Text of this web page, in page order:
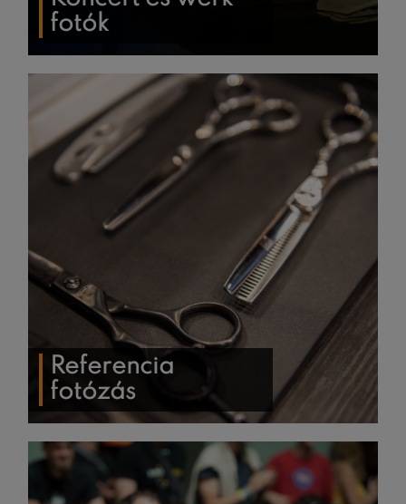
fotók
Referencia
fotózás